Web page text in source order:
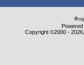
Copyright ©2000 -